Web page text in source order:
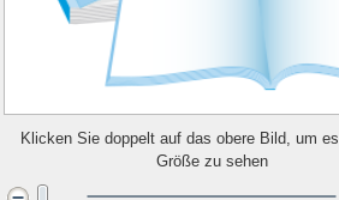
Klicken Sie doppelt auf das obere Bild, um
Größe zu sehen